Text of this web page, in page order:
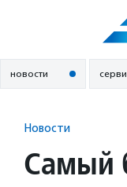
новости
Новости
Самый